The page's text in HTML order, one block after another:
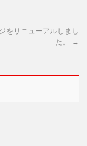
をリニューアルしまし
た。
→